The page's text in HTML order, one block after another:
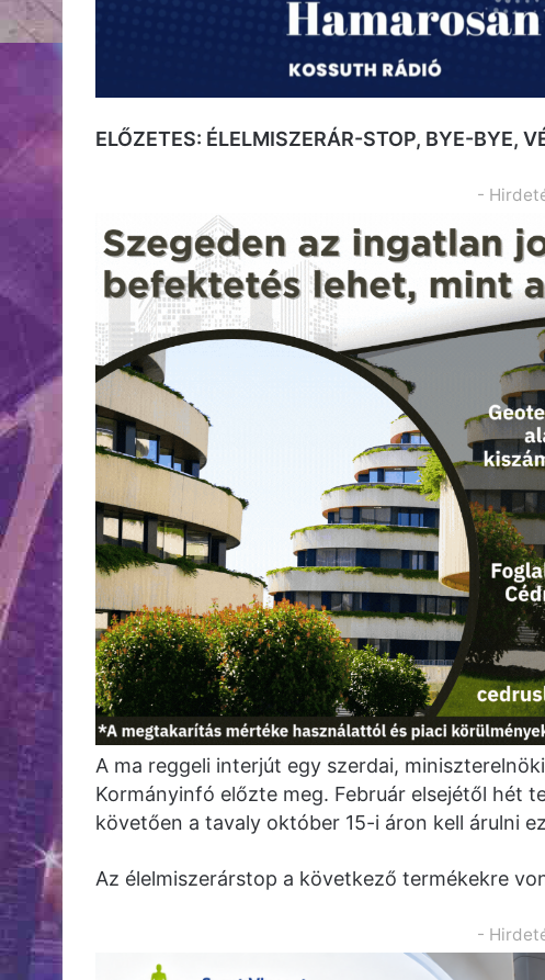
ELŐZETES: ÉLELMISZERÁR-STOP, BYE-BYE,
-
A ma reggeli interjút egy szerdai,
Kormányinfó előzte meg. Február elsejétől hét
követően a tavaly október 15-i áron kell árulni
Az élelmiszerárstop a következő termékekre
-